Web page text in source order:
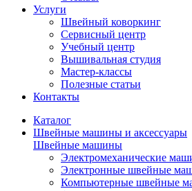
Услуги
Швейный коворкинг
Сервисный центр
Учебный центр
Вышивальная студия
Мастер-классы
Полезные статьи
Контакты
Каталог
Швейные машины и аксессуары
Швейные машины
Электромеханические
Электронные швейные
Компьютерные швейные